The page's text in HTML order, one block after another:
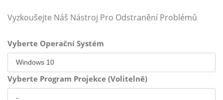
Vyzkoušejte Náš Nástroj Pro Odstranění Problémů
Vyberte Operační Systém
Vyberte Program Projekce (Volitelně)